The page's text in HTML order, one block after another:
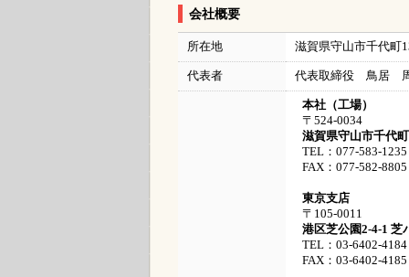
会社概要
所在地 滋賀県守山市千代町
代表者 代表取締役 鳥居
本社（工場）
〒524-0034
滋賀県守山市千代
TEL：077-583-
FAX：077-582-8805
東京支店
〒105-0011
港区芝公園2-4-1 芝
TEL：03-6402-4184
FAX：03-6402-4185